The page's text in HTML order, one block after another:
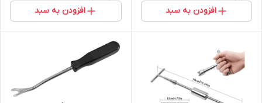
افزودن به سبد افزودن به سبد